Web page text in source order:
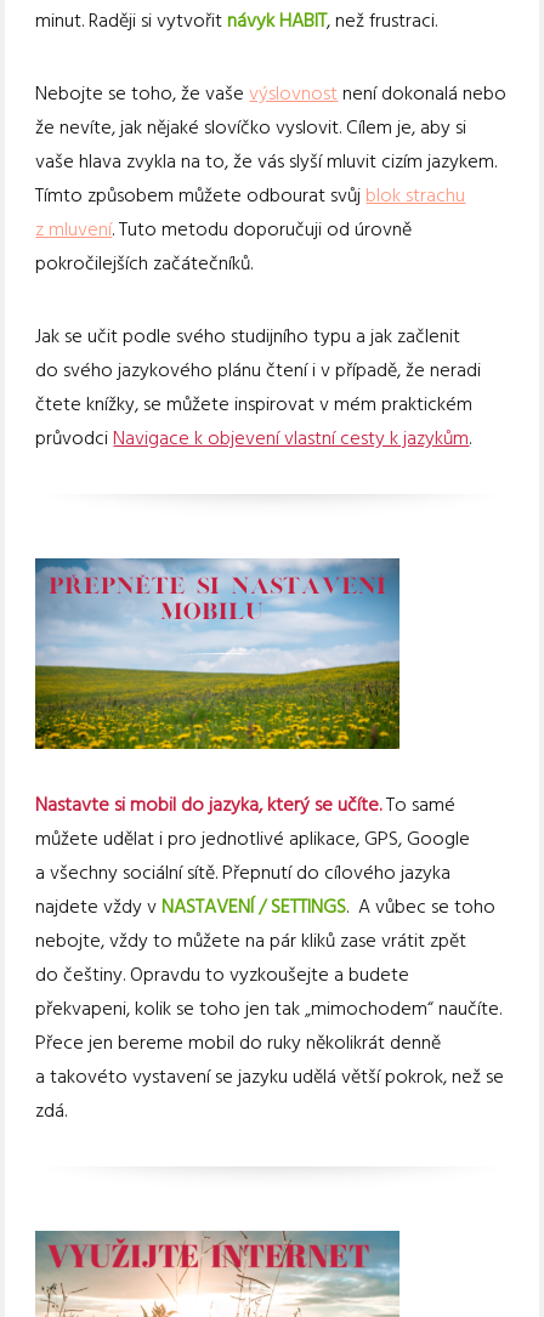
minut. Raději si vytvořitnávyk HABIT, než frustraci.
Nebojte se toho, že vaševýslovnostnení dokonalá nebo
že nevíte, jak nějaké slovíčko vyslovit. Cílem je, aby si
vaše hlava zvykla na to, že vás slyší mluvit cizím jazykem.
Tímto způsobem můžete odbourat svůj blok strachu
z mluvení. Tuto metodu doporučuji od úrovně
pokročilejších začátečníků.
Jak se učit podle svého studijního typu a jak začlenit
do svého jazykového plánu čtení i v případě, že neradi
čtete knížky, se můžete inspirovat v mém praktickém
průvodciNavigace k objevení vlastní cesty k jazykům.
Nastavte si mobil do jazyka, který se učíte.To samé
můžete udělat i pro jednotlivé aplikace, GPS, Google
a všechny sociální sítě. Přepnutí do cílového jazyka
najdete vždy vNASTAVENÍ / SETTINGS. A vůbec se toho
nebojte, vždy to můžete na pár kliků zase vrátit zpět
do češtiny. Opravdu to vyzkoušejte a budete
překvapeni, kolik se toho jen tak „mimochodem“ naučíte.
Přece jen bereme mobil do ruky několikrát denně
a takovéto vystavení se jazyku udělá větší pokrok, než se
zdá.